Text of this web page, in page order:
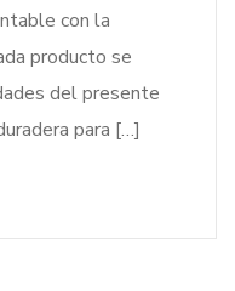
con la
producto se
del presente
para […]